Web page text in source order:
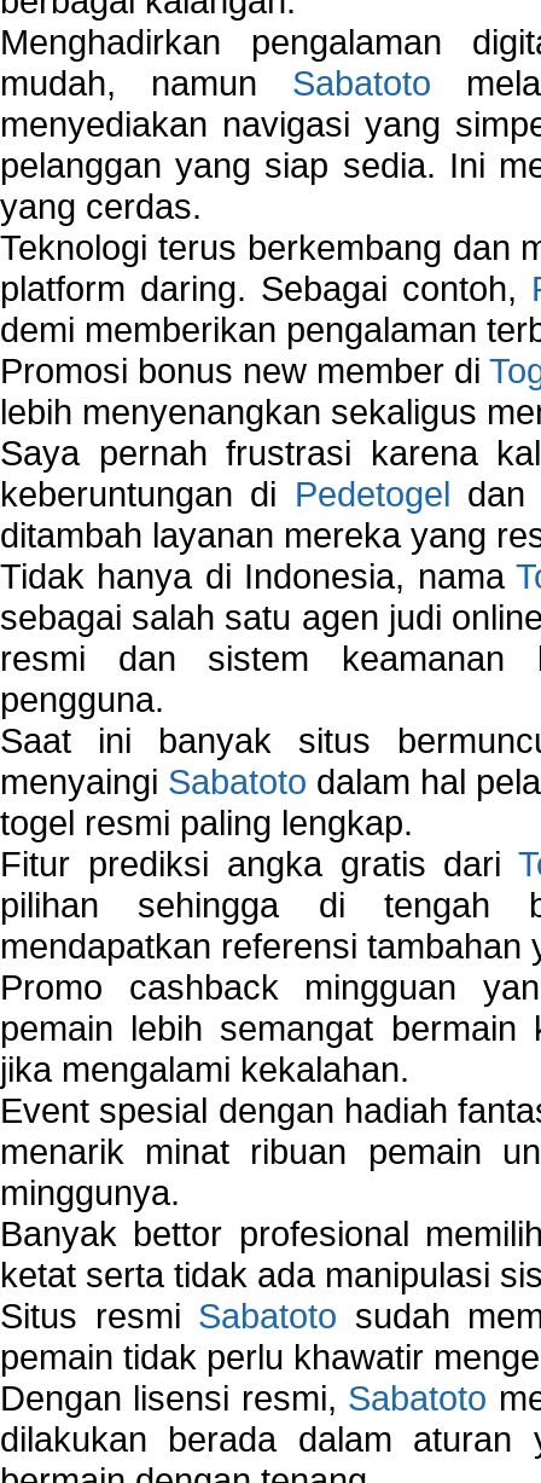
Menghadirkan pengalaman
mudah, namun Sabatoto
menyediakan navigasi yang
pelanggan yang siap sedia. Ini
yang cerdas.
Teknologi terus berkembang dan
platform daring. Sebagai contoh,
demi memberikan pengalaman
Promosi bonus new member di
lebih menyenangkan sekaligus
Saya pernah frustrasi karena
keberuntungan di Pedetogel dan
ditambah layanan mereka yang
Tidak hanya di Indonesia, nama
sebagai salah satu agen judi
resmi dan sistem keamanan
pengguna.
Saat ini banyak situs
menyaingi Sabatoto dalam hal
togel resmi paling lengkap.
Fitur prediksi angka gratis dari
pilihan sehingga di tengah
mendapatkan referensi tambahan
Promo cashback mingguan
pemain lebih semangat bermain
jika mengalami kekalahan.
Event spesial dengan hadiah
menarik minat ribuan pemain
minggunya.
Banyak bettor profesional
ketat serta tidak ada manipulasi
Situs resmi Sabatoto sudah
pemain tidak perlu khawatir
Dengan lisensi resmi, Sabatoto
dilakukan berada dalam